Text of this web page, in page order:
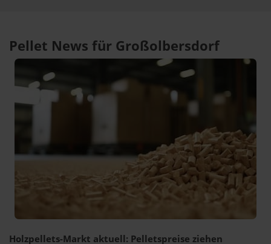
Pellet News für Großolbersdorf
Holzpellets-Markt aktuell: Pelletspreise ziehen